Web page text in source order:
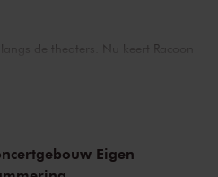
de theaters. Nu keert Racoon
Speciaal voor Het
en die omarmd worden door
Eigen